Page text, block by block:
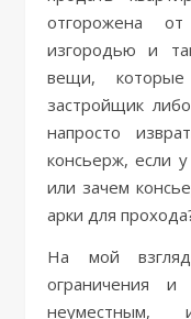
отгорожена
изгородью и
вещи, которые
застройщик
напросто
консьерж, если
или зачем
арки для
На мой
ограничения и
неуместным,